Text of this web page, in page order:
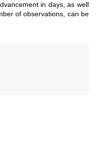
in days, as well
of observations, can be